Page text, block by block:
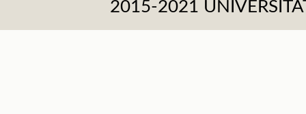
2015-2021